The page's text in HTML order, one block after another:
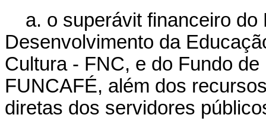
a. o superávit financeiro do
Desenvolvimento da
Cultura - FNC, e do Fundo
FUNCAFÉ, além dos
diretas dos servidores